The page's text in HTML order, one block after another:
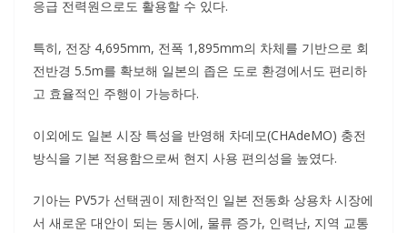
응급 전력원으로도 활용할 수 있다.
특히, 전장 4,695mm, 전폭 1,895mm의 차체를 기반으로 회
전반경 5.5m를 확보해 일본의 좁은 도로 환경에서도 편리하
고 효율적인 주행이 가능하다.
이외에도 일본 시장 특성을 반영해 차데모(CHAdeMO) 충전
방식을 기본 적용함으로써 현지 사용 편의성을 높였다.
기아는 PV5가 선택권이 제한적인 일본 전동화 상용차 시장에
서 새로운 대안이 되는 동시에, 물류 증가, 인력난, 지역 교통